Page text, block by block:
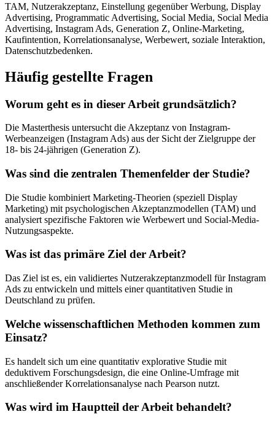
TAM, Nutzerakzeptanz, Einstellung gegenüber Werbung, Display
Advertising, Programmatic Advertising, Social Media, Social Media
Advertising, Instagram Ads, Generation Z, Online-Marketing,
Kaufintention, Korrelationsanalyse, Werbewert, soziale Interaktion,
Datenschutzbedenken.
Häufig gestellte Fragen
Worum geht es in dieser Arbeit grundsätzlich?
Die Masterthesis untersucht die Akzeptanz von Instagram-
Werbeanzeigen (Instagram Ads) aus der Sicht der Zielgruppe der
18- bis 24-jährigen (Generation Z).
Was sind die zentralen Themenfelder der Studie?
Die Studie kombiniert Marketing-Theorien (speziell Display
Marketing) mit psychologischen Akzeptanzmodellen (TAM) und
analysiert spezifische Faktoren wie Werbewert und Social-Media-
Nutzungsaspekte.
Was ist das primäre Ziel der Arbeit?
Das Ziel ist es, ein validiertes Nutzerakzeptanzmodell für Instagram
Ads zu entwickeln und mittels einer quantitativen Studie in
Deutschland zu prüfen.
Welche wissenschaftlichen Methoden kommen zum
Einsatz?
Es handelt sich um eine quantitativ explorative Studie mit
deduktivem Forschungsdesign, die eine Online-Umfrage mit
anschließender Korrelationsanalyse nach Pearson nutzt.
Was wird im Hauptteil der Arbeit behandelt?